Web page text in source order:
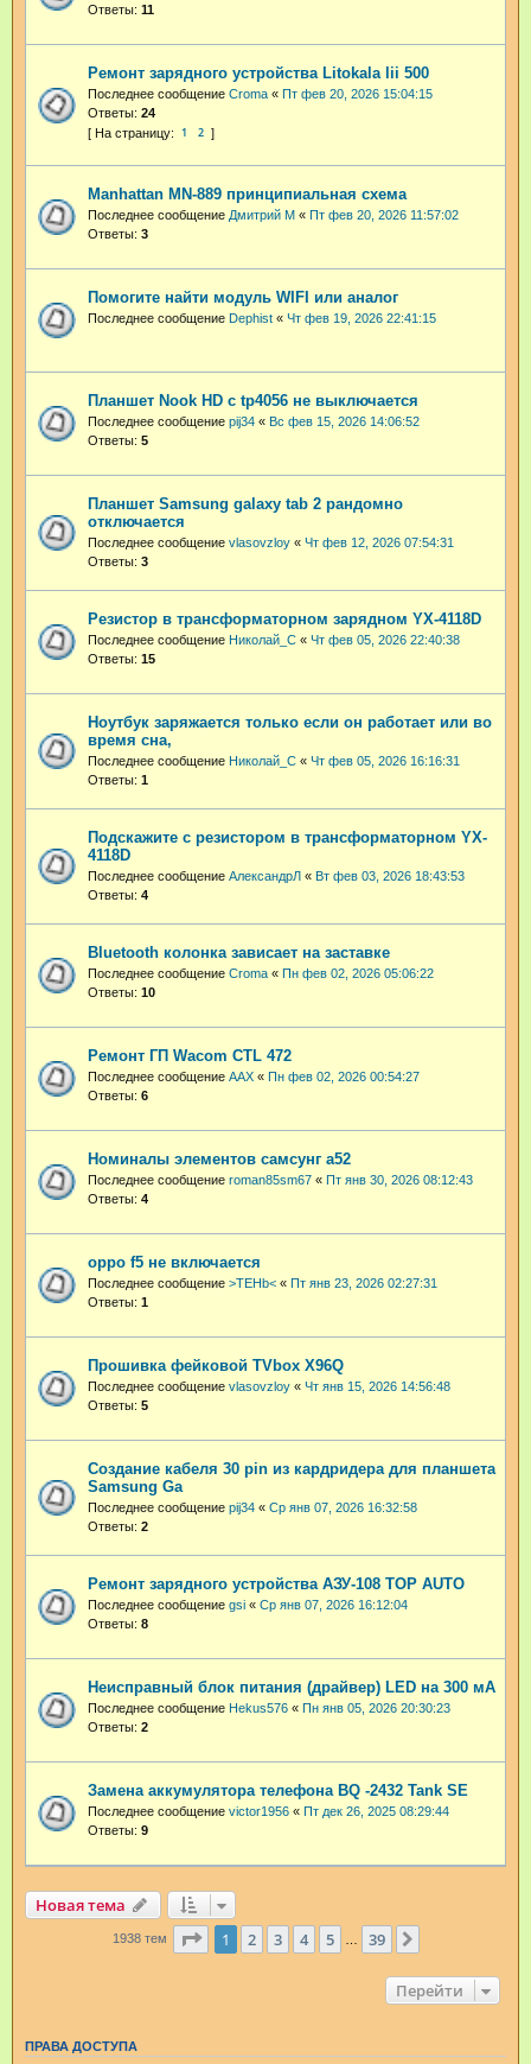
Ответы: 11
Ремонт зарядного устройства Litokala lii 500
Последнее сообщение Croma « Пт фев 20, 2026 15:04:15
Ответы: 24
1 2
Manhattan MN-889 принципиальная схема
Последнее сообщение Дмитрий М « Пт фев 20, 2026 11:57:02
Ответы: 3
Помогите найти модуль WIFI или аналог
Последнее сообщение Dephist « Чт фев 19, 2026 22:41:15
Планшет Nook HD с tp4056 не выключается
Последнее сообщение pij34 « Вс фев 15, 2026 14:06:52
Ответы: 5
Планшет Samsung galaxy tab 2 рандомно
отключается
Последнее сообщение vlasovzloy « Чт фев 12, 2026 07:54:31
Ответы: 3
Резистор в трансформаторном зарядном YX-4118D
Последнее сообщение Николай_С « Чт фев 05, 2026 22:40:38
Ответы: 15
Ноутбук заряжается только если он работает или во
время сна,
Последнее сообщение Николай_С « Чт фев 05, 2026 16:16:31
Ответы: 1
Подскажите с резистором в трансформаторном YX-
4118D
Последнее сообщение АлександрЛ « Вт фев 03, 2026 18:43:53
Ответы: 4
Bluetooth колонка зависает на заставке
Последнее сообщение Croma « Пн фев 02, 2026 05:06:22
Ответы: 10
Ремонт ГП Wacom CTL 472
Последнее сообщение AAX « Пн фев 02, 2026 00:54:27
Ответы: 6
Номиналы элементов самсунг а52
Последнее сообщение roman85sm67 « Пт янв 30, 2026 08:12:43
Ответы: 4
oppo f5 не включается
Последнее сообщение >TEHb< « Пт янв 23, 2026 02:27:31
Ответы: 1
Прошивка фейковой TVbox X96Q
Последнее сообщение vlasovzloy « Чт янв 15, 2026 14:56:48
Ответы: 5
Создание кабеля 30 pin из кардридера для планшета
Samsung Ga
Последнее сообщение pij34 « Ср янв 07, 2026 16:32:58
Ответы: 2
Ремонт зарядного устройства АЗУ-108 TOP AUTO
Последнее сообщение gsi « Ср янв 07, 2026 16:12:04
Ответы: 8
Неисправный блок питания (драйвер) LED на 300 мА
Последнее сообщение Hekus576 « Пн янв 05, 2026 20:30:23
Ответы: 2
Замена аккумулятора телефона BQ -2432 Tank SE
Последнее сообщение victor1956 « Пт дек 26, 2025 08:29:44
Ответы: 9
Новая тема
1938 тем Страница из 39
1 2 3 4 5 39
Перейти
ПРАВА ДОСТУПА